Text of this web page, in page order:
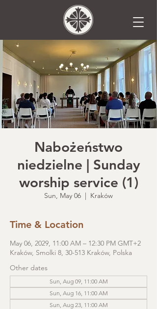
Nabożeństwo
niedzielne | Sunday
worship service (1)
Sun, May 06
  |
Kraków
Time & Location
May 06, 2029, 11:00 AM – 12:30 PM GMT+2
Kraków, Smolki 8, 30-513 Kraków, Polska
Other dates
Sun, Aug 09, 11:00 AM
Sun, Aug 16, 11:00 AM
Sun, Aug 23, 11:00 AM